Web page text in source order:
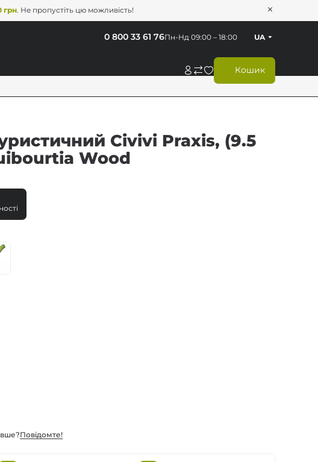
грн. Не пропустіть цю можливість!
Кошик
Пн-Нд 09:00 – 18:00
0 800 33 61 76 UA
Civivi Praxis, (9.5
Wood
Повiдомте!